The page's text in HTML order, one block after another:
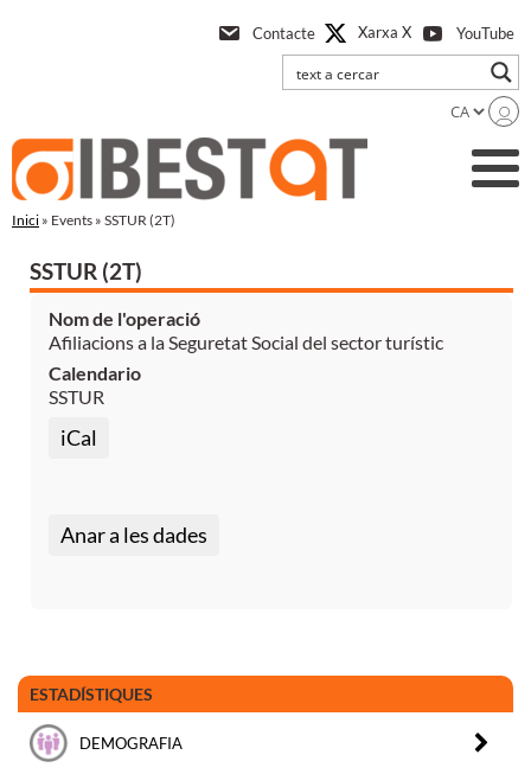
a
l'contingut
Contacte Xarxa X YouTube
Inici » Events » SSTUR (2T)
SSTUR (2T)
Nom de l'operació
Afiliacions a la Seguretat Social del sector turístic
Calendario
SSTUR
iCal
Anar a les dades
ESTADÍSTIQUES
DEMOGRAFIA